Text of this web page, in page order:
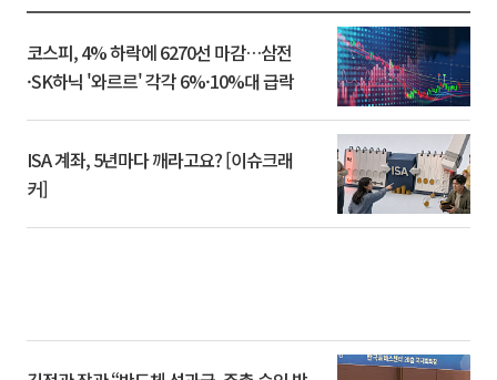
코스피, 4% 하락에 6270선 마감…삼전
·SK하닉 '와르르' 각각 6%·10%대 급락
ISA 계좌, 5년마다 깨라고요? [이슈크래
커]